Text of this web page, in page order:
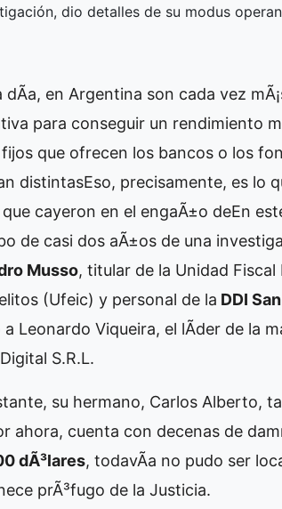
dio detalles de su modus
dÃ­a, en Argentina son cada vez
para conseguir un rendimiento
que ofrecen los bancos o los
distintasEso, precisamente, es lo
cayeron en el engaÃ±o deEn
de casi dos aÃ±os de una
Musso, titular de la Unidad
(Ufeic) y personal de la DDI
Leonardo Viqueira, el lÃ­der de la
S.R.L.
su hermano, Carlos Alberto,
ahora, cuenta con decenas de
dÃ³lares, todavÃ­a no pudo ser
prÃ³fugo de la Justicia.